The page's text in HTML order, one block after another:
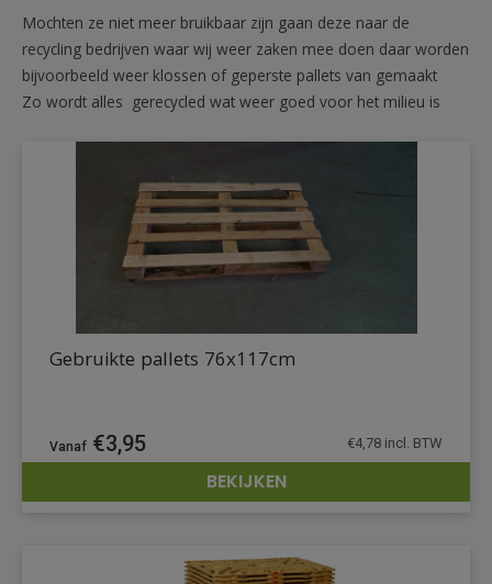
Mochten ze niet meer bruikbaar zijn gaan deze naar de
recycling bedrijven waar wij weer zaken mee doen daar worden
bijvoorbeeld weer klossen of geperste pallets van gemaakt
Zo wordt alles gerecycled wat weer goed voor het milieu is
DETAILS
Gebruikte pallets 76x117cm
€3,95 €4,78 incl. BTW
BEKIJKEN